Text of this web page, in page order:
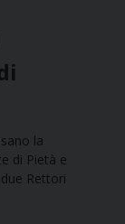
la
di Pietà e
Rettori